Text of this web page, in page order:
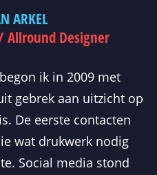
ARKEL
Allround Designer
ik in 2009 met
gebrek aan uitzicht op
De eerste contacten
wat drukwerk nodig
Social media stond